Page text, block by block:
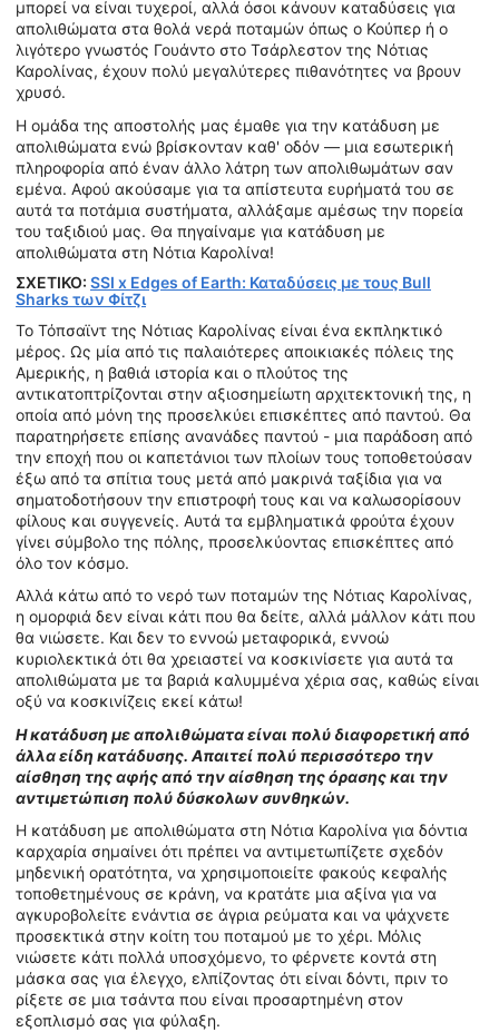
μπορεί να είναι τυχεροί, αλλά όσοι κάνουν καταδύσεις για
απολιθώματα στα θολά νερά ποταμών όπως ο Κούπερ ή ο
λιγότερο γνωστός Γουάντο στο Τσάρλεστον της Νότιας
Καρολίνας, έχουν πολύ μεγαλύτερες πιθανότητες να βρουν
χρυσό.
Η ομάδα της αποστολής μας έμαθε για την κατάδυση με
απολιθώματα ενώ βρίσκονταν καθ' οδόν — μια εσωτερική
πληροφορία από έναν άλλο λάτρη των απολιθωμάτων σαν
εμένα. Αφού ακούσαμε για τα απίστευτα ευρήματά του σε
αυτά τα ποτάμια συστήματα, αλλάξαμε αμέσως την πορεία
του ταξιδιού μας. Θα πηγαίναμε για κατάδυση με
απολιθώματα στη Νότια Καρολίνα!
ΣΧΕΤΙΚΟ: SSI x Edges of Earth: Καταδύσεις με τους Bull
Sharks των Φίτζι
Το Τόπσαϊντ της Νότιας Καρολίνας είναι ένα εκπληκτικό
μέρος. Ως μία από τις παλαιότερες αποικιακές πόλεις της
Αμερικής, η βαθιά ιστορία και ο πλούτος της
αντικατοπτρίζονται στην αξιοσημείωτη αρχιτεκτονική της, η
οποία από μόνη της προσελκύει επισκέπτες από παντού. Θα
παρατηρήσετε επίσης ανανάδες παντού - μια παράδοση από
την εποχή που οι καπετάνιοι των πλοίων τους τοποθετούσαν
έξω από τα σπίτια τους μετά από μακρινά ταξίδια για να
σηματοδοτήσουν την επιστροφή τους και να καλωσορίσουν
φίλους και συγγενείς. Αυτά τα εμβληματικά φρούτα έχουν
γίνει σύμβολο της πόλης, προσελκύοντας επισκέπτες από
όλο τον κόσμο.
Αλλά κάτω από το νερό των ποταμών της Νότιας Καρολίνας,
η ομορφιά δεν είναι κάτι που θα δείτε, αλλά μάλλον κάτι που
θα νιώσετε. Και δεν το εννοώ μεταφορικά, εννοώ
κυριολεκτικά ότι θα χρειαστεί να κοσκινίσετε για αυτά τα
απολιθώματα με τα βαριά καλυμμένα χέρια σας, καθώς είναι
οξύ να κοσκινίζεις εκεί κάτω!
Η κατάδυση με απολιθώματα είναι πολύ διαφορετική από
άλλα είδη κατάδυσης. Απαιτεί πολύ περισσότερο την
αίσθηση της αφής από την αίσθηση της όρασης και την
αντιμετώπιση πολύ δύσκολων συνθηκών.
Η κατάδυση με απολιθώματα στη Νότια Καρολίνα για δόντια
καρχαρία σημαίνει ότι πρέπει να αντιμετωπίζετε σχεδόν
μηδενική ορατότητα, να χρησιμοποιείτε φακούς κεφαλής
τοποθετημένους σε κράνη, να κρατάτε μια αξίνα για να
αγκυροβολείτε ενάντια σε άγρια ρεύματα και να ψάχνετε
προσεκτικά στην κοίτη του ποταμού με το χέρι. Μόλις
νιώσετε κάτι πολλά υποσχόμενο, το φέρνετε κοντά στη
μάσκα σας για έλεγχο, ελπίζοντας ότι είναι δόντι, πριν το
ρίξετε σε μια τσάντα που είναι προσαρτημένη στον
εξοπλισμό σας για φύλαξη.